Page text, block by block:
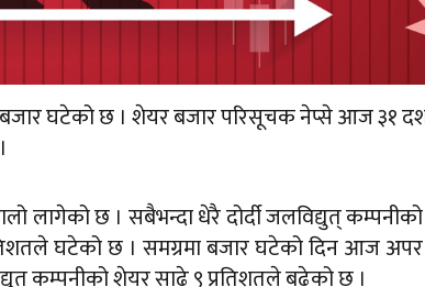
बजार घटेको छ । शेयर बजार परिसूचक नेप्से आज ३१
छ । सबैभन्दा धेरै दोर्दी जलविद्युत्
घटेको छ । समग्रमा बजार घटेको दिन आज अपर
कम्पनीको शेयर साढे ९ प्रतिशतले बढेको छ ।